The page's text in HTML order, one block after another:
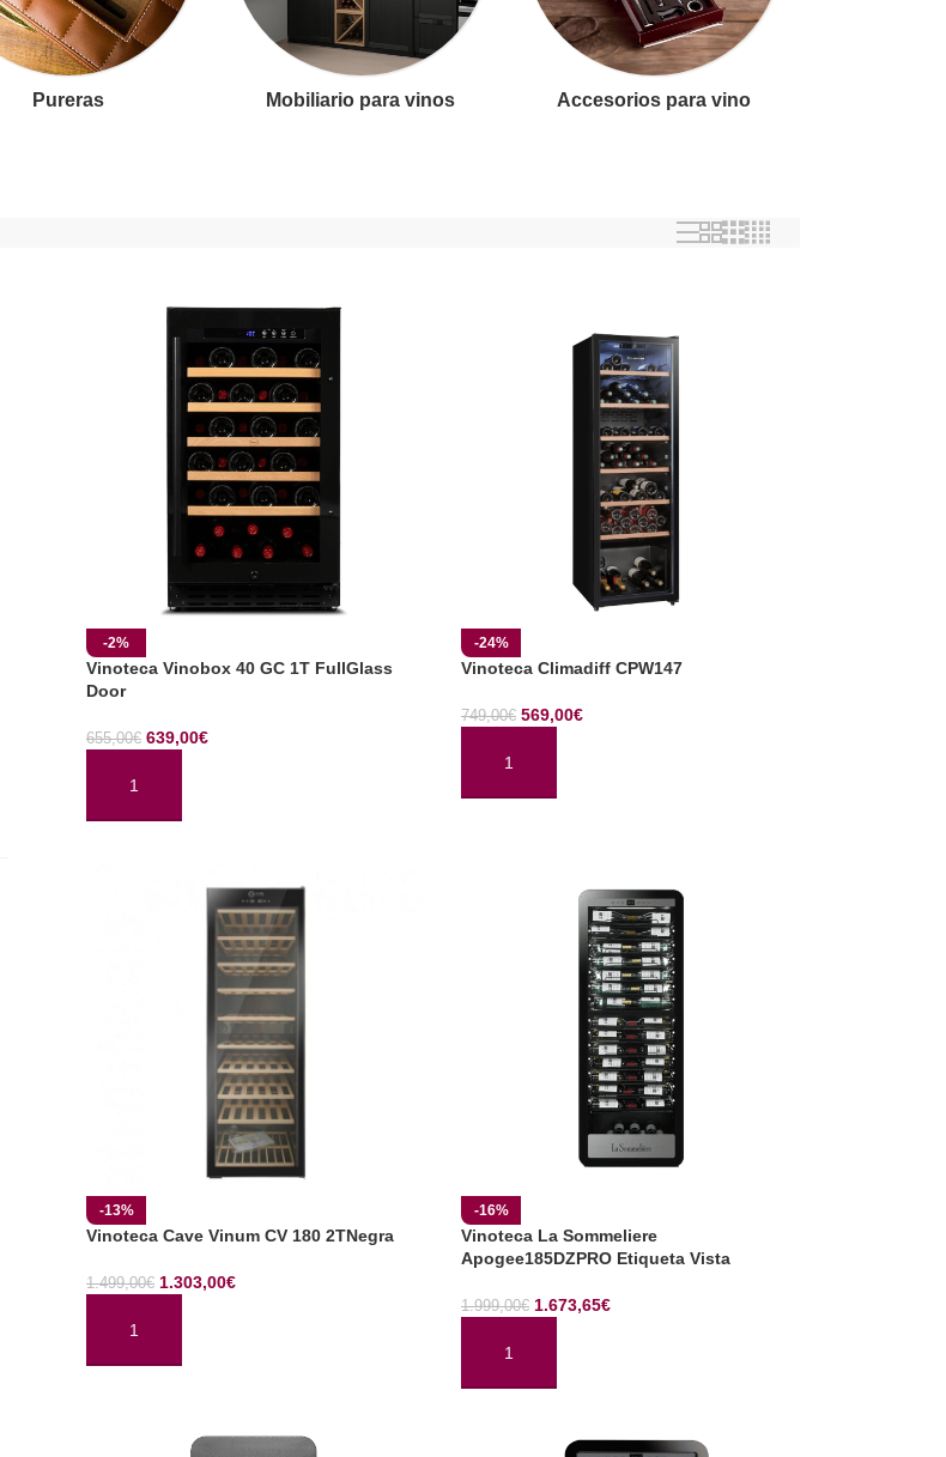
Pureras Mobiliario para vinos Accesorios para vino
-2%
Vinoteca Vinobox 40 GC 1T FullGlass
Door
655,00€ 639,00€
AÑADIR AL CARRITO
-24%
Vinoteca Climadiff CPW147
749,00€ 569,00€
AÑADIR AL CARRITO
-13%
Vinoteca Cave Vinum CV 180 2TNegra
1.499,00€ 1.303,00€
AÑADIR AL CARRITO
-16%
Vinoteca La Sommeliere
Apogee185DZPRO Etiqueta Vista
1.999,00€ 1.673,65€
AÑADIR AL CARRITO